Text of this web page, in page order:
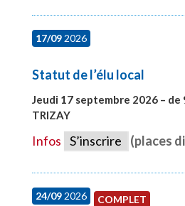
17/092026
Statut de l’élu local
Jeudi 17 septembre 2026 – de
TRIZAY
Infos S’inscrire (places
24/092026 COMPLET